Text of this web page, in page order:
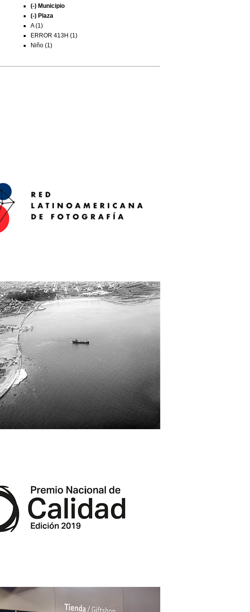
(-) Municipio
(-) Plaza
A (1)
ERROR 413H (1)
Niño (1)